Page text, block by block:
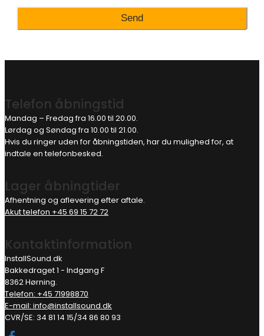
Telefon åbningstid
Mandag – Fredag fra 16.00 til 20.00.
Lørdag og Søndag fra 10.00 til 21.00.
Hvis du ringer uden for åbningstiden, har du mulighed for, at
indtale en telefonbesked.
Lager åbningtider
Afhentning og aflevering efter aftale.
Akut telefon +45 69 15 72 72
Kontaktinformation
InstallSound.dk
Bakkedraget 1 - Indgang F
8362 Hørning.
Telefon: +45 71998870
E-mail: info@installsound.dk
CVR/SE: 34 81 14 15/34 86 80 93